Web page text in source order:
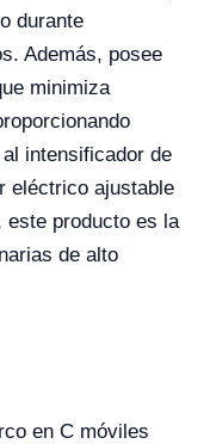
durante
Además, posee
minimiza
intensificador de
eléctrico ajustable
este producto es la
de alto
en C móviles